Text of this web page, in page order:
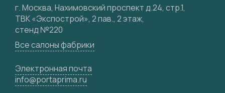
Карта сайта
г. Москва, Нахимовский проспект д.24, стр.1,
ТВК «Экспострой», 2 пав., 2 этаж,
стенд №220
Все салоны фабрики
Электронная почта
info@portaprima.ru